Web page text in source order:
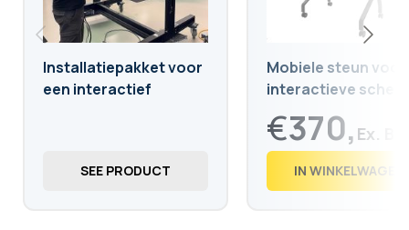
Installatiepakket voor
een interactief
SEE PRODUCT
Mobiele steun voor
interactieve
van 55 tot 86 inch
€370,
€ 447,
IN WINKELWAGEN